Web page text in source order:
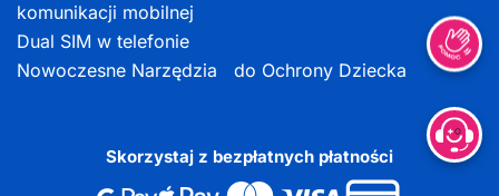
komunikacji mobilnej
Dual SIM w telefonie
Nowoczesne Narzędzia do Ochrony Dziecka
Skorzystaj z bezpłatnych płatności